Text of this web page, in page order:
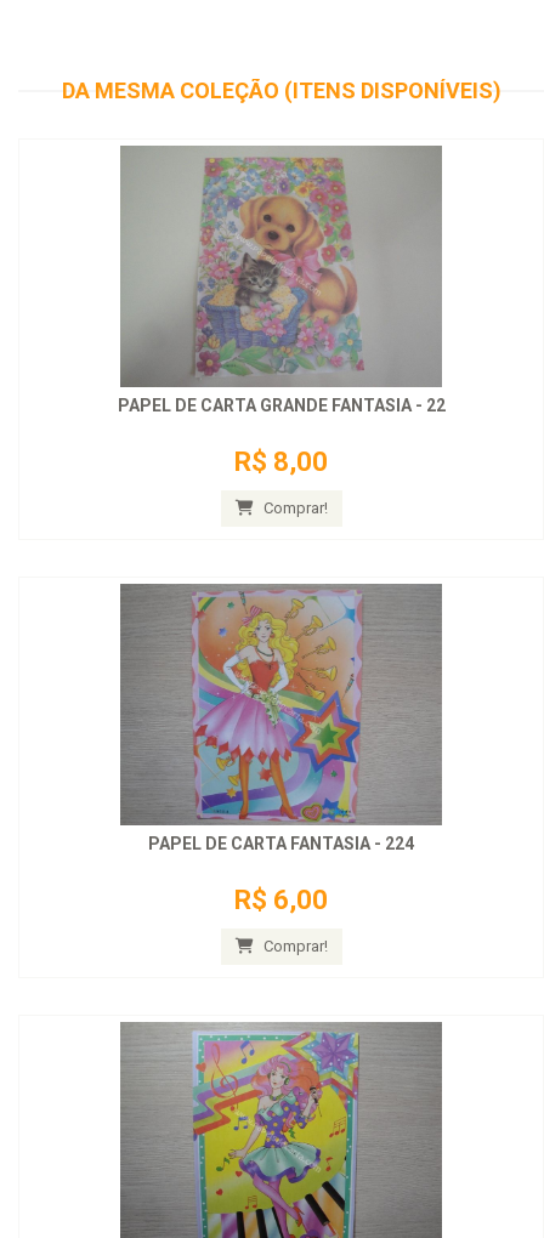
DA MESMA COLEÇÃO (ITENS DISPONÍVEIS)
PAPEL DE CARTA GRANDE FANTASIA - 22
R$ 8,00
Comprar!
PAPEL DE CARTA FANTASIA - 224
R$ 6,00
Comprar!